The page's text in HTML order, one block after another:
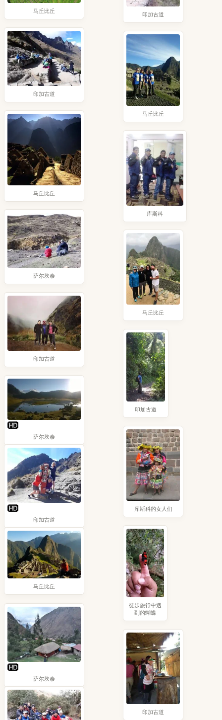
马丘比丘
印加古道
马丘比丘
萨尔坎泰
印加古道
萨尔坎泰
印加古道
马丘比丘
萨尔坎泰
印加古道
马丘比丘
库斯科
马丘比丘
印加古道
库斯科的女人们
徒步旅行中遇
到的蝴蝶
印加古道